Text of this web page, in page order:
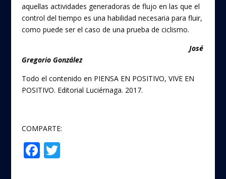
aquellas actividades generadoras de flujo en las que el
control del tiempo es una habilidad necesaria para fluir,
como puede ser el caso de una prueba de ciclismo.
José
Gregorio González
Todo el contenido en PIENSA EN POSITIVO, VIVE EN
POSITIVO. Editorial Luciérnaga. 2017.
COMPARTE:
F T